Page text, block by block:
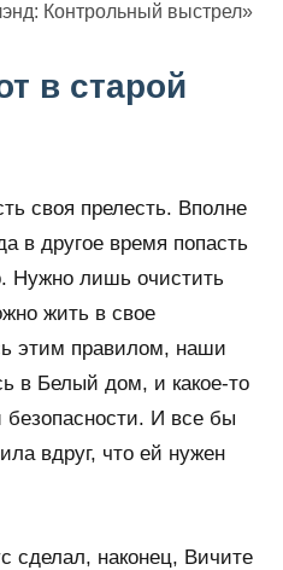
Контрольный выстрел»
в старой
своя прелесть. Вполне
в другое время попасть
Нужно лишь очистить
жить в свое
этим правилом, наши
в Белый дом, и какое-то
И все бы
вдруг, что ей нужен
сделал, наконец, Вичите